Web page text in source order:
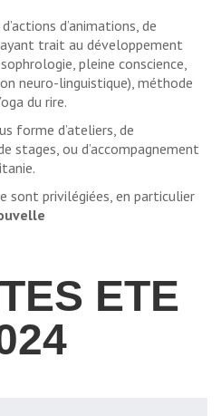
d’animations, de
trait au développement
pleine conscience,
neuro-linguistique), méthode
du rire.
forme d’ateliers, de
stages, ou d’accompagnement
sont privilégiées, en particulier
ETE